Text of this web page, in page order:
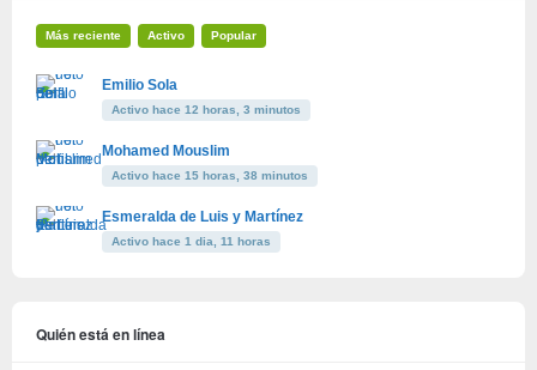
Más reciente Activo Popular
Emilio Sola
Activo hace 12 horas, 3 minutos
Mohamed Mouslim
Activo hace 15 horas, 38 minutos
Esmeralda de Luis y Martínez
Activo hace 1 dia, 11 horas
Quién está en línea